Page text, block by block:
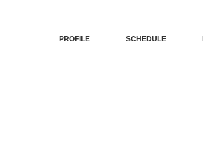
PROFILE SCHEDULE